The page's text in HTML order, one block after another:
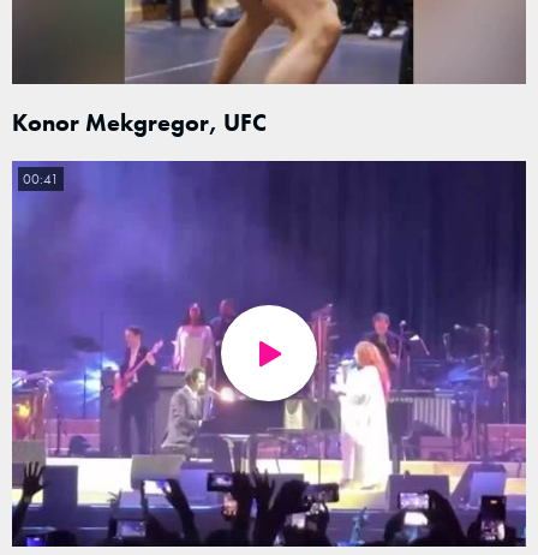
Konor Mekgregor, UFC
00:41